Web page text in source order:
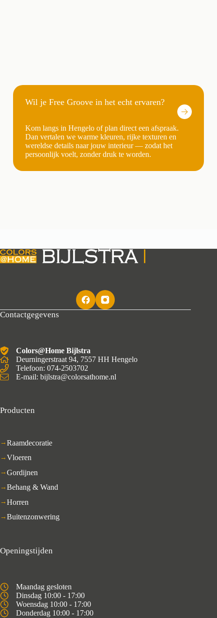
Wil je Free Groove in het echt ervaren?
Kom langs in Hengelo of plan direct een afspraak.
Dan vertalen we warme kleuren, rijke texturen en
wereldse details naar jouw interieur — zodat het
persoonlijk voelt, zonder druk te worden.
Contactgegevens
Colors@Home Bijlstra
Deurningerstraat 94, 7557 HH Hengelo
Telefoon: 074-2503702
E-mail: bijlstra@colorsathome.nl
Producten
Raamdecoratie
Vloeren
Gordijnen
Behang & Wand
Horren
Buitenzonwering
Openingstijden
Maandag gesloten
Dinsdag 10:00 - 17:00
Woensdag 10:00 - 17:00
Donderdag 10:00 - 17:00